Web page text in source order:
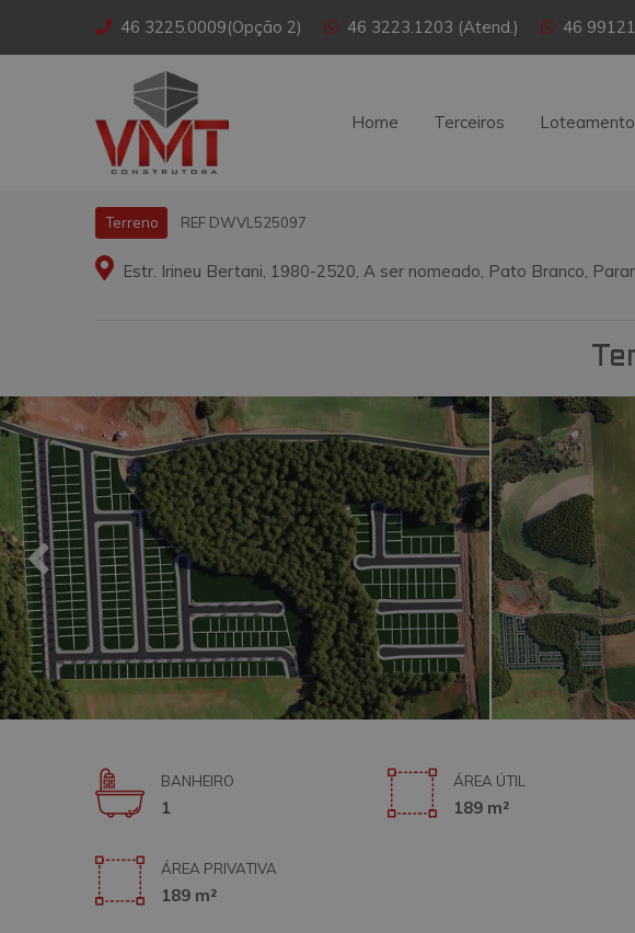
46 3225.0009(Opção 2) 46 3223.1203 (Atend.) 46
Home Terceiros
Terreno REF DWVL525097
Estr. Irineu Bertani, 1980-2520, A ser nomeado, Pato Branco,
BANHEIRO
1
ÁREA ÚTIL
189 m²
ÁREA PRIVATIVA
189 m²